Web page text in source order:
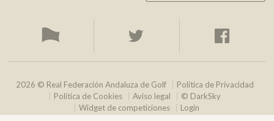
2026 © Real Federación Andaluza de Golf
Política de Privacidad
Política de Cookies
Aviso legal
© DarkSky
Widget de competiciones
Login